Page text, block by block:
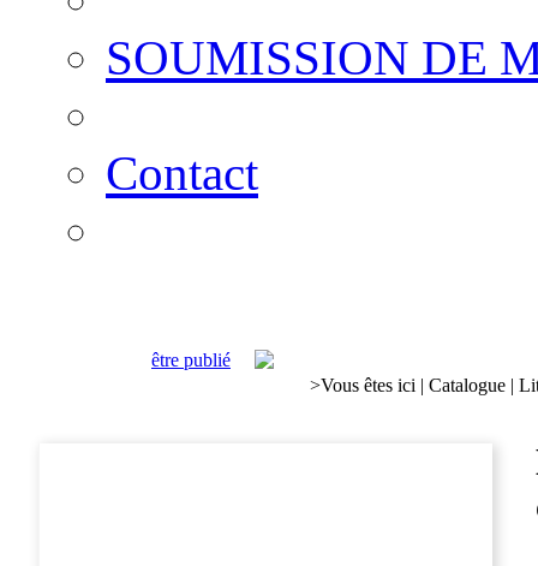
SOUMISSION DE
Contact
être publié
>Vous êtes ici | Catalogue |